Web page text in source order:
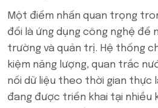
Một điểm nhấn quan trọng
đổi là ứng dụng công nghệ để
trường và quản trị. Hệ thống
kiệm năng lượng, quan trắc
nối dữ liệu theo thời gian thực
đang được triển khai tại nhiều